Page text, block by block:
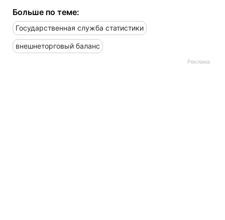
Больше по теме:
Государственная служба статистики
внешнеторговый баланс